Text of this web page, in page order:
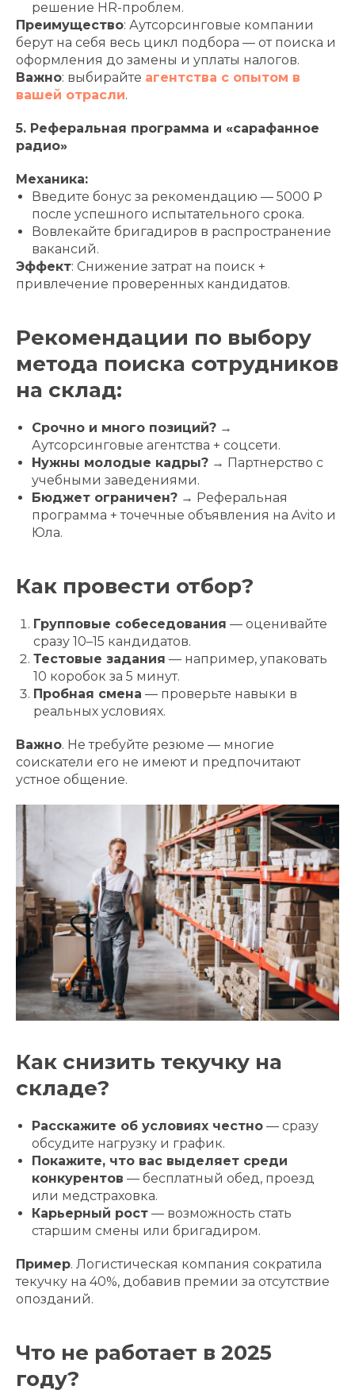
решение HR-проблем.
Преимущество: Аутсорсинговые компании
берут на себя весь цикл подбора — от поиска и
оформления до замены и уплаты налогов.
Важно: выбирайте агентства с опытом в
вашей отрасли.
5. Реферальная программа и «сарафанное
радио»
Механика:
Введите бонус за рекомендацию — 5000 ₽
после успешного испытательного срока.
Вовлекайте бригадиров в распространение
вакансий.
Эффект: Снижение затрат на поиск +
привлечение проверенных кандидатов.
Рекомендации по выбору
метода поиска сотрудников
на склад:
Срочно и много позиций? →
Аутсорсинговые агентства + соцсети.
Нужны молодые кадры? → Партнерство с
учебными заведениями.
Бюджет ограничен? → Реферальная
программа + точечные объявления на Avito и
Юла.
Как провести отбор?
Групповые собеседования — оценивайте
сразу 10–15 кандидатов.
Тестовые задания — например, упаковать
10 коробок за 5 минут.
Пробная смена — проверьте навыки в
реальных условиях.
Важно. Не требуйте резюме — многие
соискатели его не имеют и предпочитают
устное общение.
Как снизить текучку на
складе?
Расскажите об условиях честно — сразу
обсудите нагрузку и график.
Покажите, что вас выделяет среди
конкурентов — бесплатный обед, проезд
или медстраховка.
Карьерный рост — возможность стать
старшим смены или бригадиром.
Пример. Логистическая компания сократила
текучку на 40%, добавив премии за отсутствие
опозданий.
Что не работает в 2025
году?